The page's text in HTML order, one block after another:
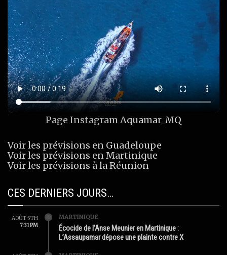
Page InstagramAquamar_MQ
Voir les prévisions en Guadeloupe
Voir les prévisions en Martinique
Voir les prévisions à la Réunion
CES DERNIERS JOURS…
AOÛT 5TH
7:31 PM
MARTINIQUE
Écocide de l’Anse Meunier en Martinique :
L’Assaupamar dépose une plainte contre X